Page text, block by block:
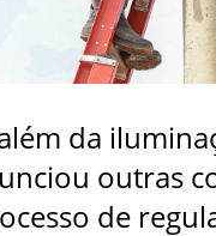
da
outras
de